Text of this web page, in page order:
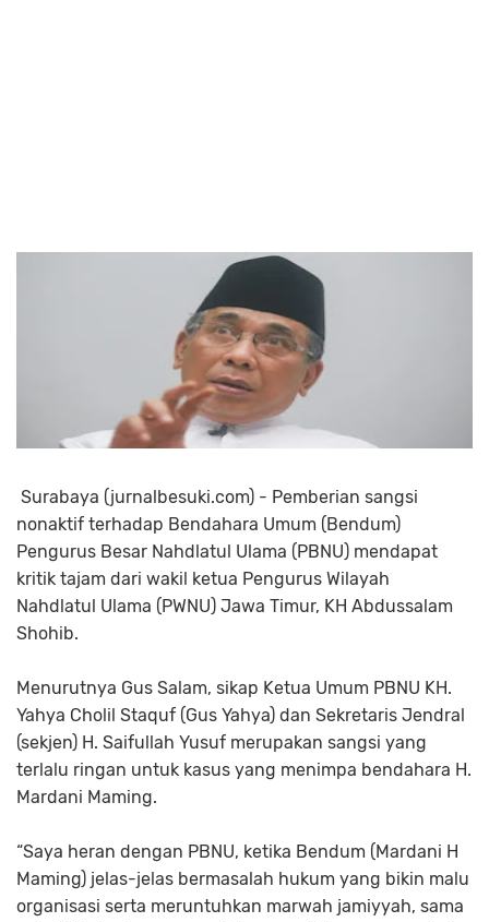
Surabaya (jurnalbesuki.com) - Pemberian sangsi
nonaktif terhadap Bendahara Umum (Bendum)
Pengurus Besar Nahdlatul Ulama (PBNU) mendapat
kritik tajam dari wakil ketua Pengurus Wilayah
Nahdlatul Ulama (PWNU) Jawa Timur, KH Abdussalam
Shohib.
Menurutnya Gus Salam, sikap Ketua Umum PBNU KH.
Yahya Cholil Staquf (Gus Yahya) dan Sekretaris Jendral
(sekjen) H. Saifullah Yusuf merupakan sangsi yang
terlalu ringan untuk kasus yang menimpa bendahara H.
Mardani Maming.
“Saya heran dengan PBNU, ketika Bendum (Mardani H
Maming) jelas-jelas bermasalah hukum yang bikin malu
organisasi serta meruntuhkan marwah jamiyyah, sama